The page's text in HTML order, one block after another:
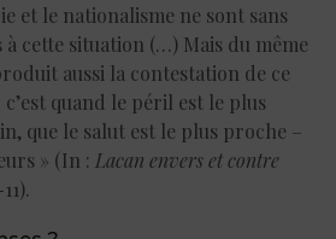
et le nationalisme ne sont sans
cette situation (…) Mais du même
aussi la contestation de ce
c’est quand le péril est le plus
que le salut est le plus proche –
» (In : Lacan envers et contre